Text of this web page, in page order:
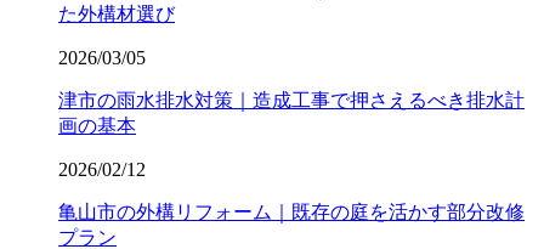
た外構材選び
2026/03/05
津市の雨水排水対策｜造成工事で押さえるべき排水計
画の基本
2026/02/12
亀山市の外構リフォーム｜既存の庭を活かす部分改修
プラン